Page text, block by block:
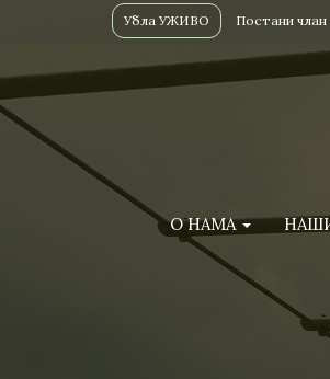
Убла УЖИВО Постани члан
О НАМА